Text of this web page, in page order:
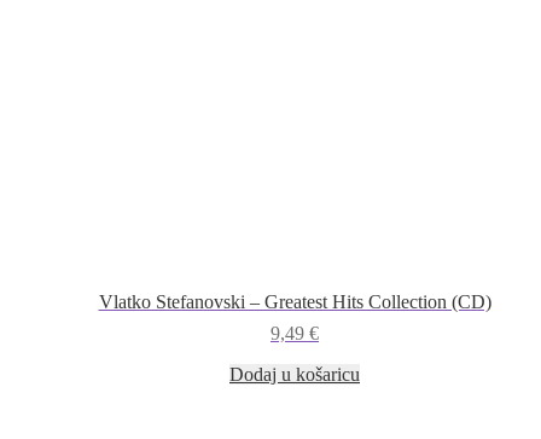
Vlatko Stefanovski – Greatest Hits Collection (CD)
9,49 €
Dodaj u košaricu